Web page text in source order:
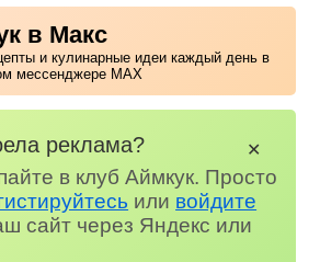
в Макс
и кулинарные идеи каждый день в
мессенджере MAX
реклама?
в клуб Аймкук. Просто
или войдите
сайт через Яндекс или
✕